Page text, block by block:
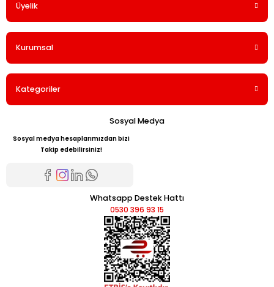
Üyelik
Kurumsal
Kategoriler
Sosyal Medya
Sosyal medya hesaplarımızdan bizi
Takip edebilirsiniz!
Whatsapp Destek Hattı
0530 396 93 15